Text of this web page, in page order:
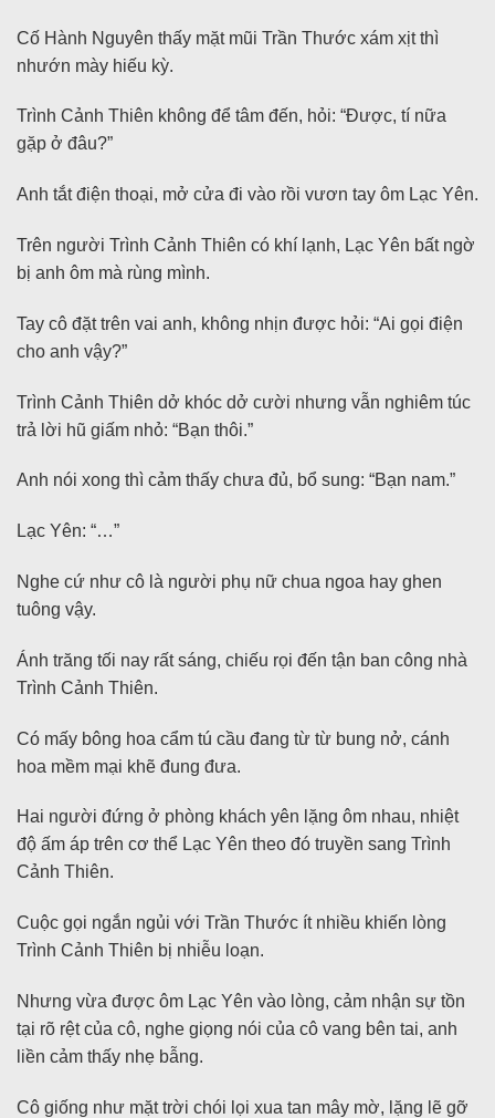
Cố Hành Nguyên thấy mặt mũi Trần Thước xám xịt thì
nhướn mày hiếu kỳ.
Trình Cảnh Thiên không để tâm đến, hỏi: “Được, tí nữa
gặp ở đâu?”
Anh tắt điện thoại, mở cửa đi vào rồi vươn tay ôm Lạc Yên.
Trên người Trình Cảnh Thiên có khí lạnh, Lạc Yên bất ngờ
bị anh ôm mà rùng mình.
Tay cô đặt trên vai anh, không nhịn được hỏi: “Ai gọi điện
cho anh vậy?”
Trình Cảnh Thiên dở khóc dở cười nhưng vẫn nghiêm túc
trả lời hũ giấm nhỏ: “Bạn thôi.”
Anh nói xong thì cảm thấy chưa đủ, bổ sung: “Bạn nam.”
Lạc Yên: “…”
Nghe cứ như cô là người phụ nữ chua ngoa hay ghen
tuông vậy.
Ánh trăng tối nay rất sáng, chiếu rọi đến tận ban công nhà
Trình Cảnh Thiên.
Có mấy bông hoa cẩm tú cầu đang từ từ bung nở, cánh
hoa mềm mại khẽ đung đưa.
Hai người đứng ở phòng khách yên lặng ôm nhau, nhiệt
độ ấm áp trên cơ thể Lạc Yên theo đó truyền sang Trình
Cảnh Thiên.
Cuộc gọi ngắn ngủi với Trần Thước ít nhiều khiến lòng
Trình Cảnh Thiên bị nhiễu loạn.
Nhưng vừa được ôm Lạc Yên vào lòng, cảm nhận sự tồn
tại rõ rệt của cô, nghe giọng nói của cô vang bên tai, anh
liền cảm thấy nhẹ bẫng.
Cô giống như mặt trời chói lọi xua tan mây mờ, lặng lẽ gỡ